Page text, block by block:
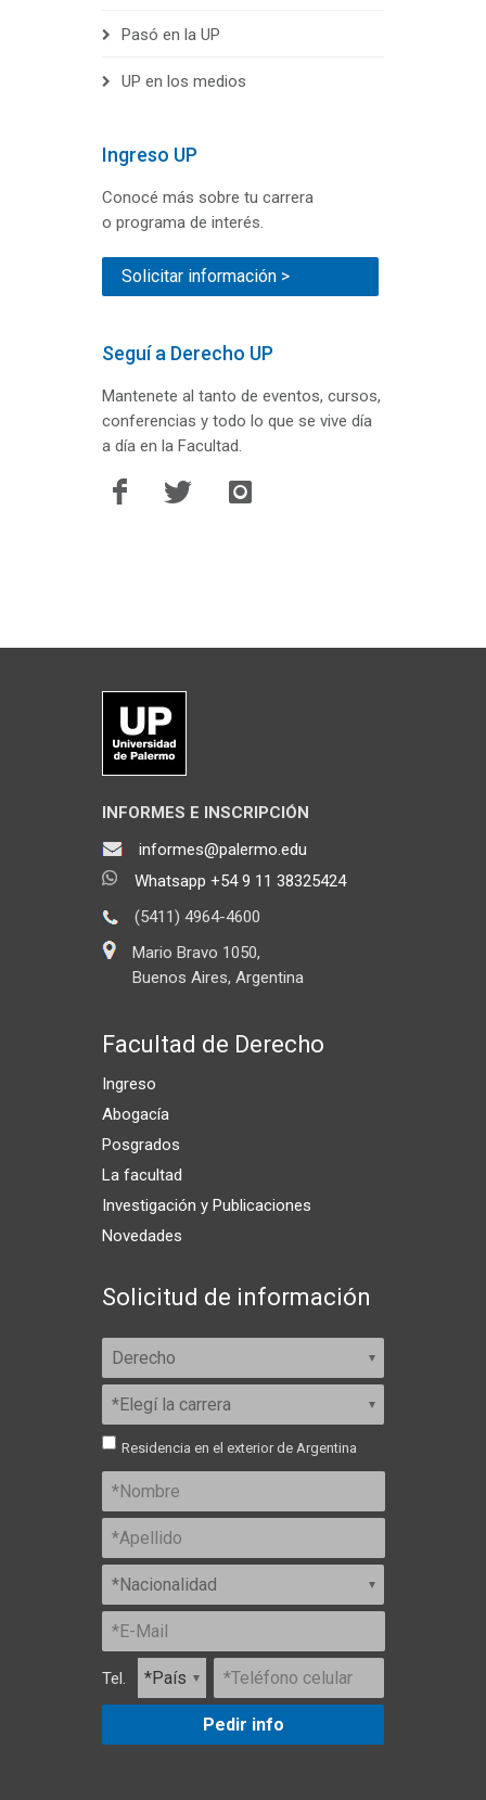
Pasó en la UP
UP en los medios
Ingreso UP
Conocé más sobre tu carrera
o programa de interés.
Solicitar información >
Seguí a Derecho UP
Mantenete al tanto de eventos, cursos,
conferencias y todo lo que se vive día
a día en la Facultad.
INFORMES E INSCRIPCIÓN
informes@palermo.edu
Whatsapp +54 9 11 38325424
(5411) 4964-4600
Mario Bravo 1050,
Buenos Aires, Argentina
Facultad de Derecho
Ingreso
Abogacía
Posgrados
La facultad
Investigación y Publicaciones
Novedades
Solicitud de información
Residencia en el exterior de Argentina
Tel.
Pedir info